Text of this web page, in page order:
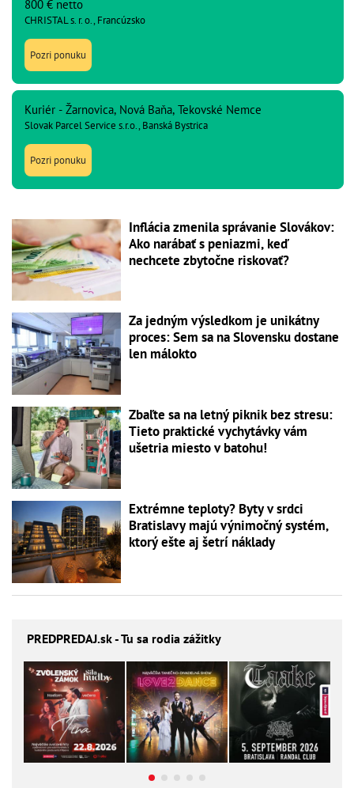
800 € netto
CHRISTAL s. r. o., Francúzsko
Pozri ponuku
Kuriér - Žarnovica, Nová Baňa, Tekovské Nemce
Slovak Parcel Service s.r.o., Banská Bystrica
Pozri ponuku
Inflácia zmenila správanie Slovákov:
Ako narábať s peniazmi, keď
nechcete zbytočne riskovať?
Za jedným výsledkom je unikátny
proces: Sem sa na Slovensku dostane
len málokto
Zbaľte sa na letný piknik bez stresu:
Tieto praktické vychytávky vám
ušetria miesto v batohu!
Extrémne teploty? Byty v srdci
Bratislavy majú výnimočný systém,
ktorý ešte aj šetrí náklady
PREDPREDAJ.sk - Tu sa rodia zážitky